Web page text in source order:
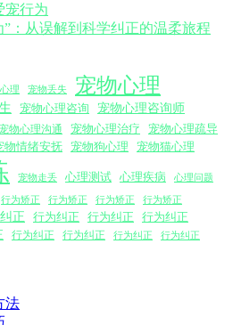
：从误解到科学纠正的温柔旅程
理 宠物丢失 宠物心理
宠物心理咨询 宠物心理咨询师
物心理沟通 宠物心理治疗
宠物心理疏导
物情绪安抚 宠物狗心理 宠物猫心理
宠物走丢 心理测试 心理疾病 心理问题
行为矫正 行为矫正 行为矫正 行为矫正
正 行为纠正 行为纠正
行为纠正
行为纠正 行为纠正 行为纠正 行为纠正
法